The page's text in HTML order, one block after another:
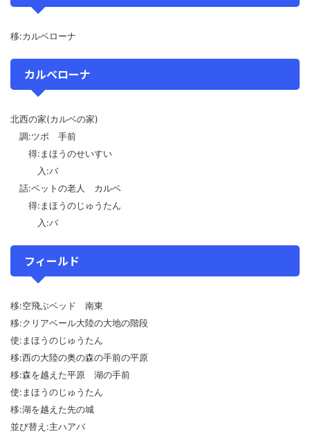
移:カルベローナ
カルベローナ
北西の家(カルベの家)
調:ツボ 手前
得:まほうのせいすい
入:バ
話:ベットの老人 カルベ
得:まほうのじゅうたん
入:バ
フィールド
移:空飛ぶベッド 南東
移:クリアベール大陸の大地の階段
使:まほうのじゅうたん
移:西の大陸の奥の森の手前の平原
移:森を越えた平原 湖の手前
使:まほうのじゅうたん
移:湖を越えた先の城
並び替え:主ハアバ